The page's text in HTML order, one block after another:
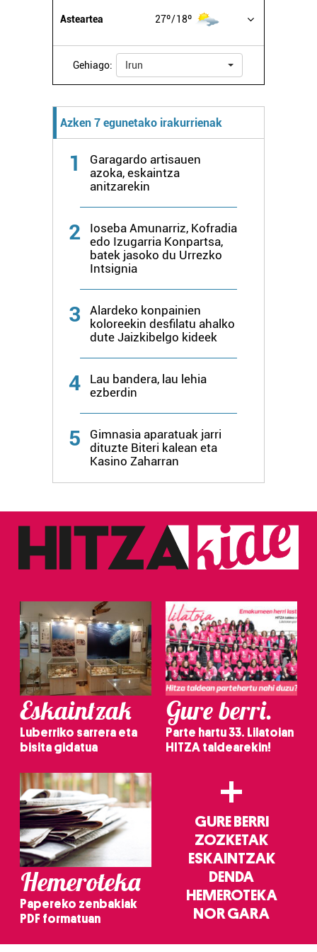
Asteartea 27º 18º
Gehiago: Irun
Azken 7 egunetako irakurrienak
1
Garagardo artisauen
azoka, eskaintza
anitzarekin
2
Ioseba Amunarriz, Kofradia
edo Izugarria Konpartsa,
batek jasoko du Urrezko
Intsignia
3
Alardeko konpainien
koloreekin desfilatu ahalko
dute Jaizkibelgo kideek
4
Lau bandera, lau lehia
ezberdin
5
Gimnasia aparatuak jarri
dituzte Biteri kalean eta
Kasino Zaharran
Eskaintzak
Luberriko sarrera eta
bisita gidatua
Gure berri.
Parte hartu 33. Lilatoian
HITZA taldearekin!
Hemeroteka
Papereko zenbakiak
PDF formatuan
+
GURE BERRI
ZOZKETAK
ESKAINTZAK
DENDA
HEMEROTEKA
NOR GARA